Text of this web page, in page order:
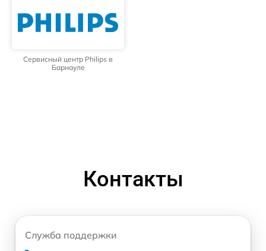
Сервисный центр Philips в
Барнауле
Контакты
Служба поддержки